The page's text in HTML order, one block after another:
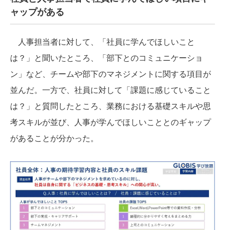
ャップがある
人事担当者に対して、「社員に学んでほしいこと
は？」と聞いたところ、「部下とのコミュニケーショ
ン」など、チームや部下のマネジメントに関する項目が
並んだ。一方で、社員に対して「課題に感じていること
は？」と質問したところ、業務における基礎スキルや思
考スキルが並び、人事が学んでほしいこととのギャップ
があることが分かった。